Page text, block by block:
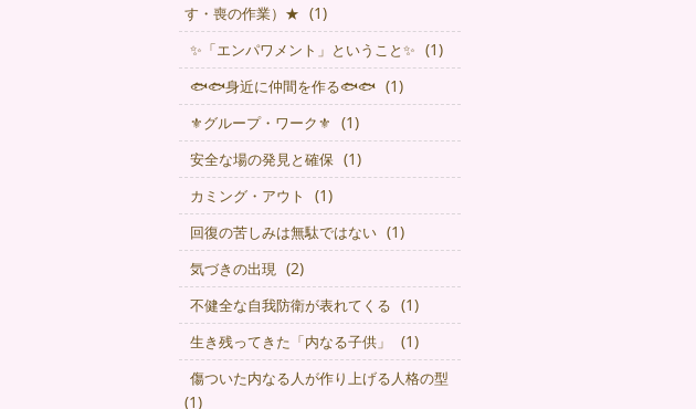
す・喪の作業）★ (1)
✨「エンパワメント」ということ✨ (1)
🐟🐟身近に仲間を作る🐟🐟 (1)
⚜グループ・ワーク⚜ (1)
安全な場の発見と確保 (1)
カミング・アウト (1)
回復の苦しみは無駄ではない (1)
気づきの出現 (2)
不健全な自我防衛が表れてくる (1)
生き残ってきた「内なる子供」 (1)
傷ついた内なる人が作り上げる人格の型
(1)